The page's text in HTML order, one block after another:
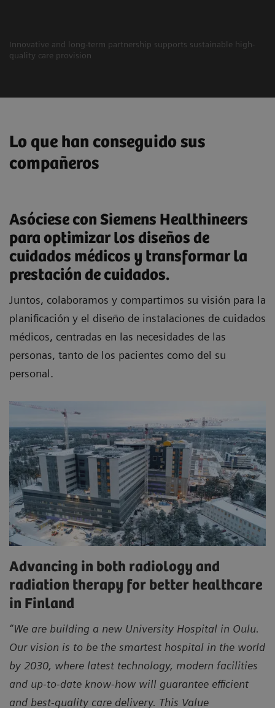
Innovative and long-term partnership supports sustainable high-
quality care provision
Lo que han conseguido sus
compañeros
Asóciese con Siemens Healthineers
para optimizar los diseños de
cuidados médicos y transformar la
prestación de cuidados.
Juntos, colaboramos y compartimos su visión para la
planificación y el diseño de instalaciones de cuidados
médicos, centradas en las necesidades de las
personas, tanto de los pacientes como del su
personal.
Advancing in both radiology and
radiation therapy for better healthcare
in Finland
“We are building a new University Hospital in Oulu.
Our vision is to be the smartest hospital in the world
by 2030, where latest technology, modern facilities
and up-to-date know-how will guarantee efficient
and best-quality care delivery. This Value